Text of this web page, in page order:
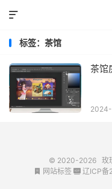

标签：茶馆
茶馆
© 2020-2026 玫
 网站标签 辽ICP备